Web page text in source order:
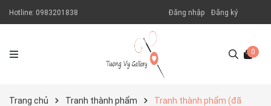
Hotline: 0983201838 Đăng nhập Đăng ký
0
Trang chủ Tranh thành phẩm
Tranh thành phẩm (đã